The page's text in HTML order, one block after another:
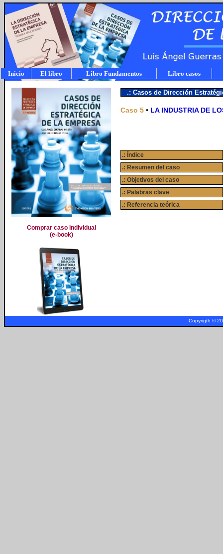
.: Casos de Dirección
Caso 5 • LA INDUSTRIA DE
.: Índice
.: Resumen del caso
.: Objetivos del caso
.: Palabras clave
.: Referencia teórica
Comprar caso individual
(e-book)
Copyrigth ©
Inicio El libro Libro Fundamentos Libro casos